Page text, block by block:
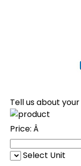
Tell us about
Price: Â
Select Unit